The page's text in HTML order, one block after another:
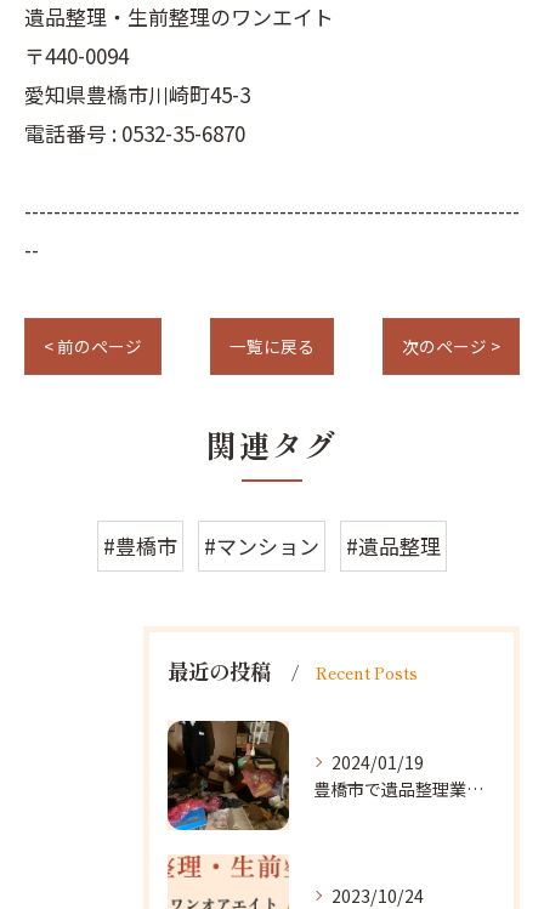
遺品整理・生前整理のワンエイト
〒440-0094
愛知県豊橋市川崎町45-3
電話番号 : 0532-35-6870
--------------------------------------------------------------------
--
< 前のページ 一覧に戻る 次のページ >
関連タグ
#豊橋市 #マンション #遺品整理
最近の投稿 Recent Posts
2024/01/19
豊橋市で遺品整理業者をお探しなら｜心を込めたサービスを
2023/10/24